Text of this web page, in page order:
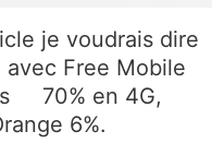
je voudrais dire
Free Mobile
70% en 4G,
6%.